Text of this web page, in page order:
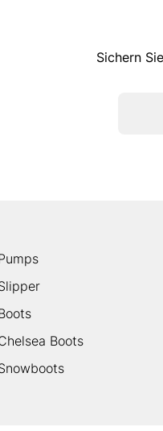
Sichern
Boots